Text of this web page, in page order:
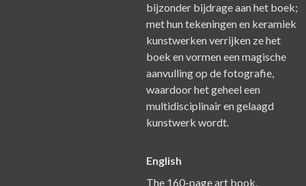
bijzonder bijdrage aan het boek;
met hun tekeningen en keramiek
kunstwerken verrijken ze het
boek en vormen een magische
aanvulling op de fotografie,
waardoor het geheel een
multidisciplinair en gelaagd
kunstwerk wordt.
English
The 160-page art book,